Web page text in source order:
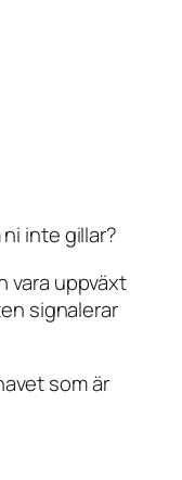
inte gillar?
vara uppväxt
signalerar
som är